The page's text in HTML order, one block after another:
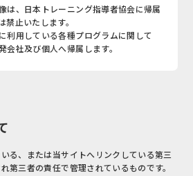
は、日本トレーニング指導者協会に帰属
禁止いたします。
利用している各種プログラムに関して
会社及び個人へ帰属します。
る、または当サイトへリンクしている第三
第三者の責任で管理されているものです。